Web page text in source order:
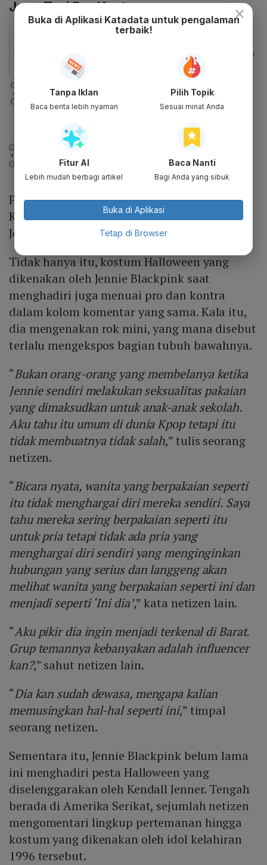
Juga Tuai Pro Kontra
Photo :Allkpop
Komentar netizen tentang kostum Halloween
Jennie Blackpink
Tidak hanya itu, kostum Halloween yang
dikenakan oleh Jennie Blackpink saat
menghadiri juga menuai pro dan kontra
dalam kolom komentar yang sama. Kala itu,
dia mengenakan rok mini, yang mana disebut
terlalu mengekspos bagian tubuh bawahnya.
“Bukan orang-orang yang membelanya ketika
Jennie sendiri melakukan seksualitas pakaian
yang dimaksudkan untuk anak-anak sekolah.
Aku tahu itu umum di dunia Kpop tetapi itu
tidak membuatnya tidak salah,” tulis seorang
netizen.
“Bicara nyata, wanita yang berpakaian seperti
itu tidak menghargai diri mereka sendiri. Saya
tahu mereka sering berpakaian seperti itu
untuk pria tetapi tidak ada pria yang
menghargai diri sendiri yang menginginkan
hubungan yang serius dan langgeng akan
melihat wanita yang berpakaian seperti ini dan
menjadi seperti ‘Ini dia’,” kata netizen lain.
“Aku pikir dia ingin menjadi terkenal di Barat.
Grup temannya kebanyakan adalah influencer
kan?,” sahut netizen lain.
“Dia kan sudah dewasa, mengapa kalian
memusingkan hal-hal seperti ini,” timpal
seorang netizen.
Sementara itu, Jennie Blackpink belum lama
ini menghadiri pesta Halloween yang
diselenggarakan oleh Kendall Jenner. Tengah
berada di Amerika Serikat, sejumlah netizen
mengomentari lingkup pertemanan hingga
kostum yang dikenakan oleh idol kelahiran
1996 tersebut.
×
Buka di Aplikasi Katadata untuk pengalaman
terbaik!
Tanpa Iklan
Baca berita lebih nyaman
Pilih Topik
Sesuai minat Anda
Fitur AI
Lebih mudah berbagi artikel
Baca Nanti
Bagi Anda yang sibuk
Buka di Aplikasi
Tetap di Browser